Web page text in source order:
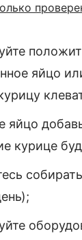
яйцо
яйцо
курице